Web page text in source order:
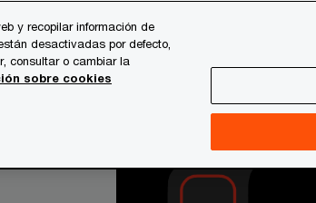
Quiénes somos
y recopilar información de
desactivadas por defecto,
consultar o cambiar la
sobre cookies